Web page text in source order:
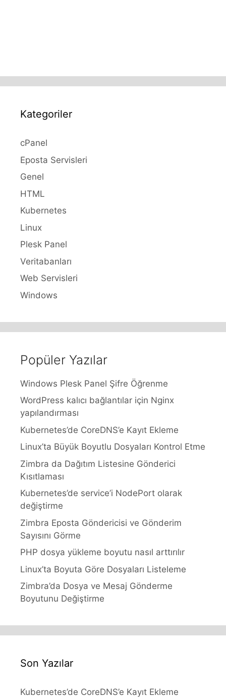
Kategoriler
cPanel
Eposta Servisleri
Genel
HTML
Kubernetes
Linux
Plesk Panel
Veritabanları
Web Servisleri
Windows
Popüler Yazılar
Windows Plesk Panel Şifre Öğrenme
WordPress kalıcı bağlantılar için Nginx
yapılandırması
Kubernetes’de CoreDNS’e Kayıt Ekleme
Linux’ta Büyük Boyutlu Dosyaları Kontrol Etme
Zimbra da Dağıtım Listesine Gönderici
Kısıtlaması
Kubernetes’de service’i NodePort olarak
değiştirme
Zimbra Eposta Göndericisi ve Gönderim
Sayısını Görme
PHP dosya yükleme boyutu nasıl arttırılır
Linux’ta Boyuta Göre Dosyaları Listeleme
Zimbra’da Dosya ve Mesaj Gönderme
Boyutunu Değiştirme
Son Yazılar
Kubernetes’de CoreDNS’e Kayıt Ekleme